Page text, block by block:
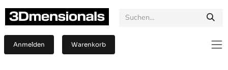
Anmelden Warenkorb